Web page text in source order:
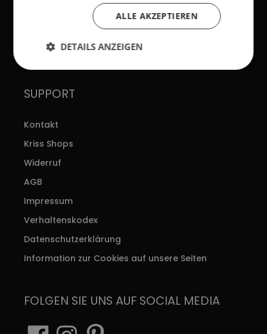
SUPPORT
Kontakt
Kriss Shops
Widerruf
AGB
Impressum
Verhaltenskodex
Datenschutzerklärung
Information zur Cookies auf unsere Seiten
FOLGEN SIE UNS AUF SOCIAL MEDIA
ALLE AKZEPTIEREN
DETAILS ANZEIGEN